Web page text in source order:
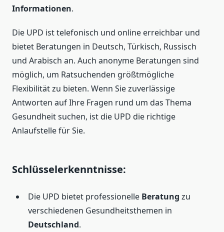
Informationen.
Die UPD ist telefonisch und online erreichbar und
bietet Beratungen in Deutsch, Türkisch, Russisch
und Arabisch an. Auch anonyme Beratungen sind
möglich, um Ratsuchenden größtmögliche
Flexibilität zu bieten. Wenn Sie zuverlässige
Antworten auf Ihre Fragen rund um das Thema
Gesundheit suchen, ist die UPD die richtige
Anlaufstelle für Sie.
Schlüsselerkenntnisse:
Die UPD bietet professionelle Beratung zu
verschiedenen Gesundheitsthemen in
Deutschland.